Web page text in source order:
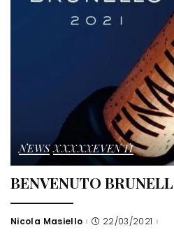
NEWS XXXXXEVENTI
BENVENUTO
Posted
Nicola Masiello 22/03/2021